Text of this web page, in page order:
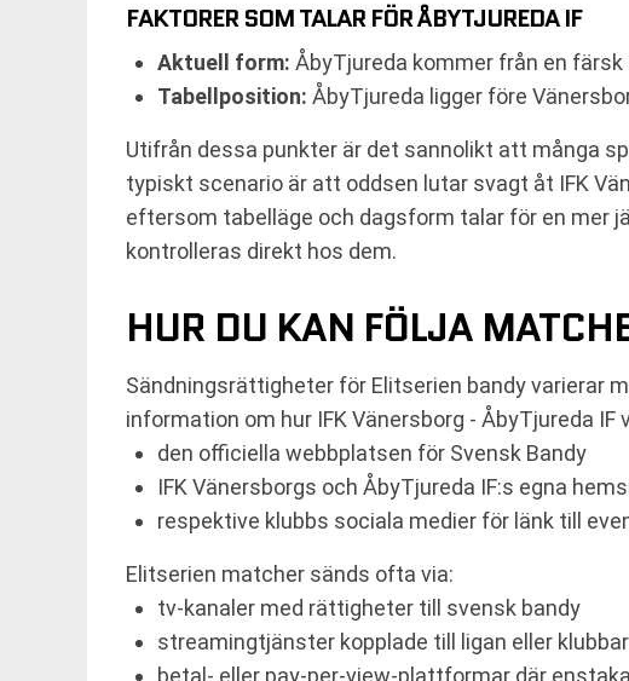
FAKTORER SOM TALAR FÖR ÅBYTJUREDA IF
Aktuell form: ÅbyTjureda kommer från en
Tabellposition: ÅbyTjureda ligger före
Utifrån dessa punkter är det sannolikt att många
typiskt scenario är att oddsen lutar svagt åt IFK
eftersom tabelläge och dagsform talar för en mer
kontrolleras direkt hos dem.
HUR DU KAN FÖLJA
Sändningsrättigheter för Elitserien bandy varierar
information om hur IFK Vänersborg - ÅbyTjureda
den officiella webbplatsen för Svensk Bandy
IFK Vänersborgs och ÅbyTjureda IF:s egna
respektive klubbs sociala medier för länk till
Elitserien matcher sänds ofta via:
tv-kanaler med rättigheter till svensk bandy
streamingtjänster kopplade till ligan eller
betal- eller pay-per-view-plattformar där